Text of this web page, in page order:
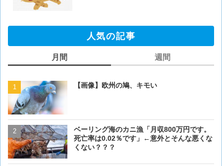
人気の記事
月間
【画像】欧州の鳩、キモい
ベーリング海のカニ漁「月収800万円です。
死亡率は0.02％です」←意外とそんな悪くな
くない？？？
週間
【画像】欧州の鳩、キモい
【閲覧注意・画像】毛を剃
ぎるとワイ(35歳無職)の中